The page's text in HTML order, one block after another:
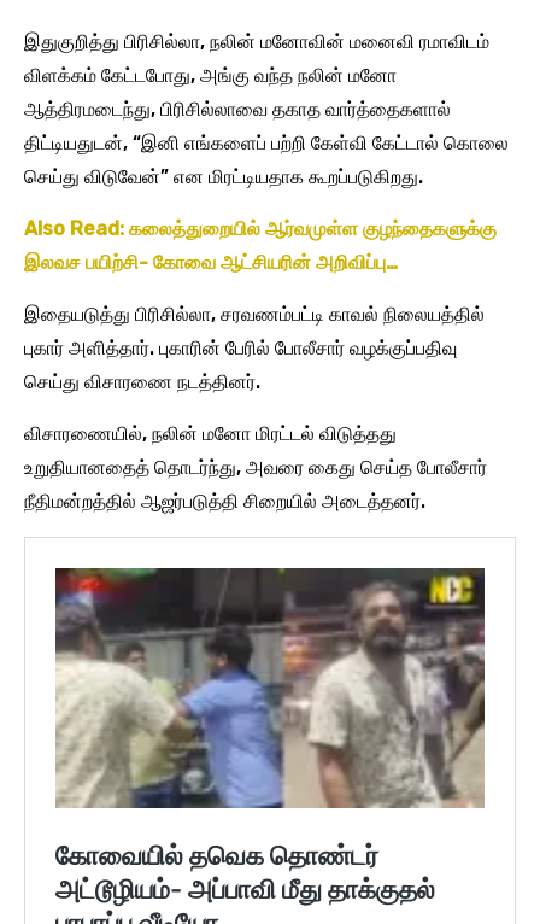
இதுகுறித்து பிரிசில்லா, நலின் மனோவின் மனைவி ரமாவிடம்
விளக்கம் கேட்டபோது, அங்கு வந்த நலின் மனோ
ஆத்திரமடைந்து, பிரிசில்லாவை தகாத வார்த்தைகளால்
திட்டியதுடன், “இனி எங்களைப் பற்றி கேள்வி கேட்டால் கொலை
செய்து விடுவேன்” என மிரட்டியதாக கூறப்படுகிறது.
Also Read: கலைத்துறையில் ஆர்வமுள்ள குழந்தைகளுக்கு
இலவச பயிற்சி- கோவை ஆட்சியரின் அறிவிப்பு…
இதையடுத்து பிரிசில்லா, சரவணம்பட்டி காவல் நிலையத்தில்
புகார் அளித்தார். புகாரின் பேரில் போலீசார் வழக்குப்பதிவு
செய்து விசாரணை நடத்தினர்.
விசாரணையில், நலின் மனோ மிரட்டல் விடுத்தது
உறுதியானதைத் தொடர்ந்து, அவரை கைது செய்த போலீசார்
நீதிமன்றத்தில் ஆஜர்படுத்தி சிறையில் அடைத்தனர்.